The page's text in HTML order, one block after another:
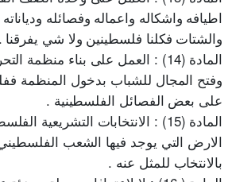
اطيافه واشكاله واعماله وفصائله
والشتات فكلنا فلسطينين ولا شي يفرقنا .
المادة (14) : العمل على بناء منظمة
وفتح المجال للشباب بدخول المنظمة
على بعض الفصائل الفلسطينية .
المادة (15) : الانتخابات التشريعية
الارض التي يوجد فيها الشعب
بالانتخاب للمثل عنه .